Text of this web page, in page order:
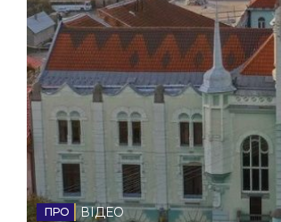
НОВИНИ ЗАХІДНОЇ
ФОТО
ВІДЕО
ВІДЕО